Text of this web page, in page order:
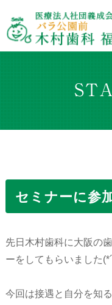
セミナーに参
先日木村歯科に大阪の
ーをしてもらいました
今回は接遇と自分を知